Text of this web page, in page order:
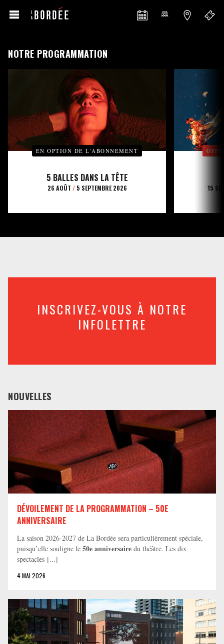
NOTRE PROGRAMMATION
EN OPTION DE L’ABONNEMENT
5 BALLES DANS LA TÊTE
26 AOÛT /5 SEPTEMBRE 2026 15
INSCRIVEZ-VOUS À NOTRE
INFOLETTRE
NOUVELLES
DÉVOILEMENT DE LA PROGRAMMATION – 50E
ANNIVERSAIRE
La saison 2026-2027 de La Bordée sera particulièrement spéciale,
puisqu’elle souligne le 50e anniversaire du théâtre. Les dix
spectacles [...]
4 MAI 2026